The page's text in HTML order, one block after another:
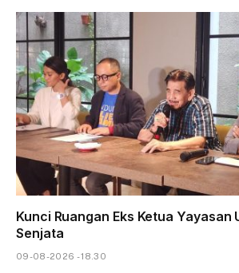
Kunci Ruangan Eks Ketua Yayasan
Senjata
09-08-2026 - 18.30